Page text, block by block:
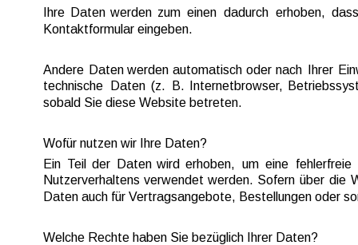
Ihre Daten werden zum einen dadurch erhoben,
Kontaktformular eingeben.
Andere Daten werden automatisch oder nach Ihrer
technische
Daten (z. B. Internetbrowser,
sobald Sie diese Website betreten.
Wofür nutzen wir Ihre Daten?
Ein Teil der Daten wird erhoben, um eine fehlerfreie
Nutzerverhaltens verwendet werden. Sofern über die
Daten auch für Vertragsangebote, Bestellungen oder
Welche Rechte haben Sie bezüglich Ihrer Daten?